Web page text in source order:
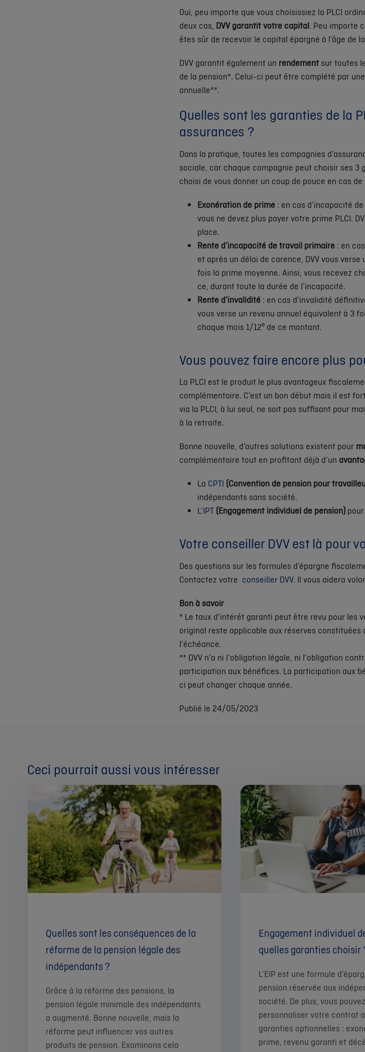
Oui, peu importe que vous choisissiez la PLCI
deux cas, DVV garantit votre capital. Peu importe
êtes sûr de recevoir le capital épargné à l’âge de
DVV garantit également un rendement sur toutes
de la pension*. Celui-ci peut être complété par une
annuelle**.
Quelles sont les garanties de la
assurances ?
Dans la pratique, toutes les compagnies
sociale, car chaque compagnie peut choisir ses 3
choisi de vous donner un coup de pouce en cas de
Exonération de prime : en cas d’incapacité
vous ne devez plus payer votre prime PLCI.
place.
Rente d’incapacité de travail primaire : en
et après un délai de carence, DVV vous
fois la prime moyenne. Ainsi, vous recevez
ce, durant toute la durée de l’incapacité.
Rente d’invalidité : en cas d’invalidité
vous verse un revenu annuel équivalent à 3
chaque mois 1/12e de ce montant.
Vous pouvez faire encore plus
La PLCI est le produit le plus avantageux
complémentaire. C’est un bon début mais il est
via la PLCI, à lui seul, ne soit pas suffisant pour
à la retraite.
Bonne nouvelle, d’autres solutions existent pour
complémentaire tout en profitant déjà d’un
La CPTI (Convention de pension pour
indépendants sans société.
L’IPT (Engagement individuel de pension)
Votre conseiller DVV est là pour
Des questions sur les formules d’épargne
Contactez votre conseiller DVV. Il vous aidera
Bon à savoir
* Le taux d'intérêt garanti peut être revu pour les
original reste applicable aux réserves constituées
l'échéance.
** DVV n'a ni l'obligation légale, ni l'obligation
participation aux bénéfices. La participation aux
ci peut changer chaque année.
Publié le 24/05/2023
Ceci pourrait aussi vous intéresser
Quelles sont les conséquences de la
réforme de la pension légale des
indépendants ?
Grâce à la réforme des pensions, la
pension légale minimale des indépendants
a augmenté. Bonne nouvelle, mais la
réforme peut influencer vos autres
produits de pension. Examinons cela
Engagement individuel
quelles garanties choisir
L’EIP est une formule
pension réservée aux
société. De plus, vous pouvez
personnaliser votre contrat
garanties optionnelles :
prime, revenu garanti et